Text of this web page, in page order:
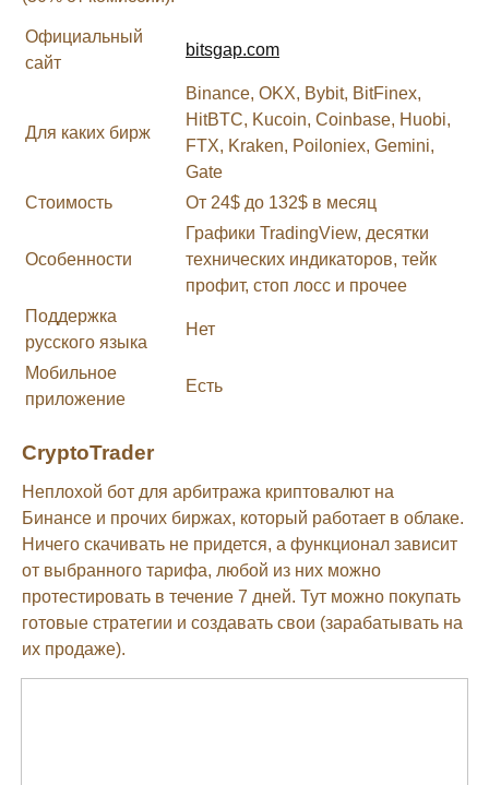
Официальный
сайт
bitsgap.com
Для каких бирж
Binance, OKX, Bybit, BitFinex,
HitBTC, Kucoin, Coinbase, Huobi,
FTX, Kraken, Poiloniex, Gemini,
Gate
Стоимость
От 24$ до 132$ в месяц
Особенности
Графики TradingView, десятки
технических индикаторов, тейк
профит, стоп лосс и прочее
Поддержка
русского языка
Нет
Мобильное
приложение
Есть
CryptoTrader
Неплохой бот для арбитража криптовалют на
Бинансе и прочих биржах, который работает в облаке.
Ничего скачивать не придется, а функционал зависит
от выбранного тарифа, любой из них можно
протестировать в течение 7 дней. Тут можно покупать
готовые стратегии и создавать свои (зарабатывать на
их продаже).